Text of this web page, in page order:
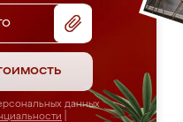
данных